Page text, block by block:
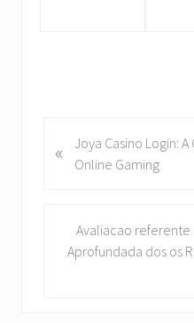
r
«
Joya Casino Login:
Online Gaming
Avaliacao referente
Aprofundada dos os